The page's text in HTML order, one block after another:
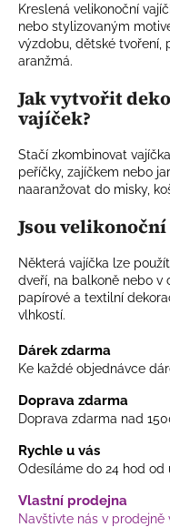
Kreslená velikonoční
nebo stylizovaným
výzdobu, dětské tvoření,
aranžmá.
Jak vytvořit
vajíček?
Stačí zkombinovat
peříčky, zajíčkem nebo
naaranžovat do misky,
Jsou
Některá vajíčka lze
dveří, na balkoně nebo v
papírové a textilní
vlhkostí.
Dárek zdarma
Ke každé objednávce
Doprava zdarma
Doprava zdarma nad
Rychle u vás
Odesíláme do 24 hod od
Vlastní prodejna
Navštivte nás v prodejně